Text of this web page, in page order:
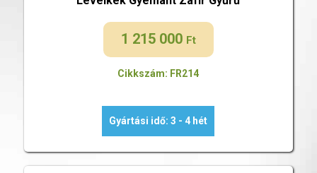
1 215 000 Ft
Cikkszám: FR214
Gyártási idő: 3 - 4 hét